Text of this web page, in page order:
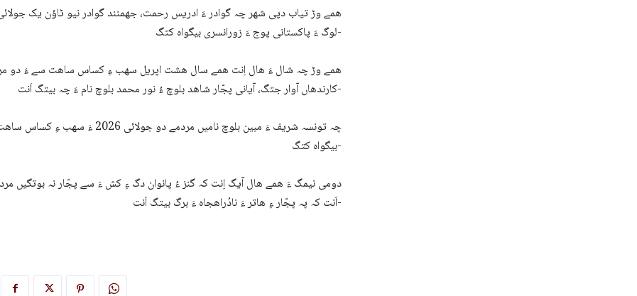
لوگ ءَ پاکستانی پوج ءَ زورانسری بیگواہ کتگ-
ھمے وڑ چہ شال ءَ ھال اِنت ھمے سال ھشت اپریل سھب ءِ کساس ساھت سے ءَ دو
کارندھاں آوار جتگ، آیانی پجّار شاھد بلوچ ءُ نور محمد بلوچ نام ءَ چہ بیتگ اَنت-
چہ تونسہ شریف ءَ مبین بلوچ نامیں مردمے دو
بیگواہ کتگ-
دومی نیمگ ءَ ھمے ھال آیگ اِنت کہ گنز ءُ پانوان دگ ءِ کش ءَ سے پجّار نہ بوتگیں
اَنت کہ پہ پجّار ءِ ھاتر ءَ نادُراھجاہ ءَ برگ بیتگ اَنت-